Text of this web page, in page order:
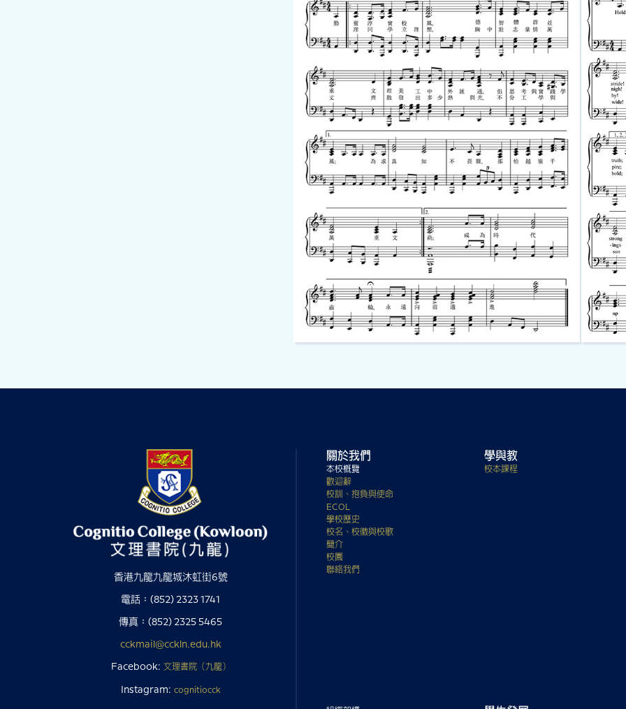
香港九龍九龍城沐虹街6號
電話：(852) 2323 1741
傳真：(852) 2325 5465
cckmail@cckln.edu.hk
Facebook: 文理書院（九龍）
Instagram: cognitiocck
關於我們
本校概覽
歡迎辭
校訓、抱負與使命
ECOL
學校歷史
校名、校徽與校歌
簡介
校園
聯絡我們
學與教
校本課程